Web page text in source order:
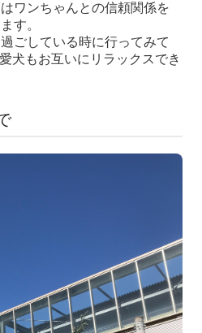
ワンちゃんとの信頼関係を
す。
ごしている時に行ってみて
犬もお互いにリラックスでき